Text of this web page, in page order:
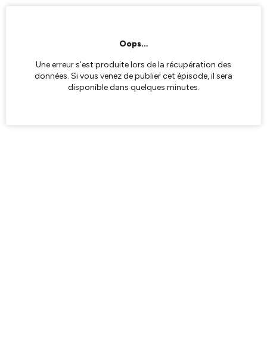
Oops…
Une erreur s’est produite lors de la récupération des
données. Si vous venez de publier cet épisode, il sera
disponible dans quelques minutes.